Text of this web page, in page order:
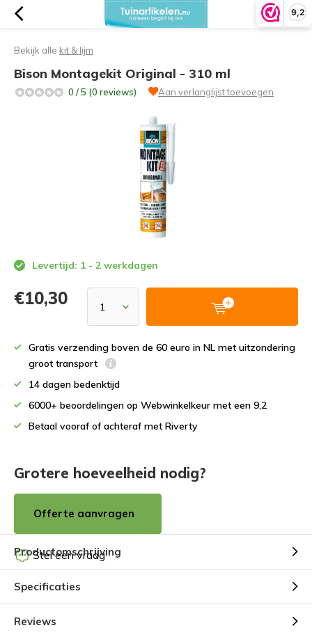
9,2
Bekijk alle kit & lijm
Bison Montagekit Original - 310 ml
0 / 5 (0 reviews) Aan verlanglijst toevoegen
Levertijd: 1 - 2 werkdagen
€10,30
Gratis verzending boven de 60 euro in NL met uitzondering
groot transport
14 dagen bedenktijd
6000+ beoordelingen op Webwinkelkeur met een 9,2
Betaal vooraf of achteraf met Riverty
Grotere hoeveelheid nodig?
Offerte aanvragen
Stel een vraag
Productomschrijving
Specificaties
Reviews